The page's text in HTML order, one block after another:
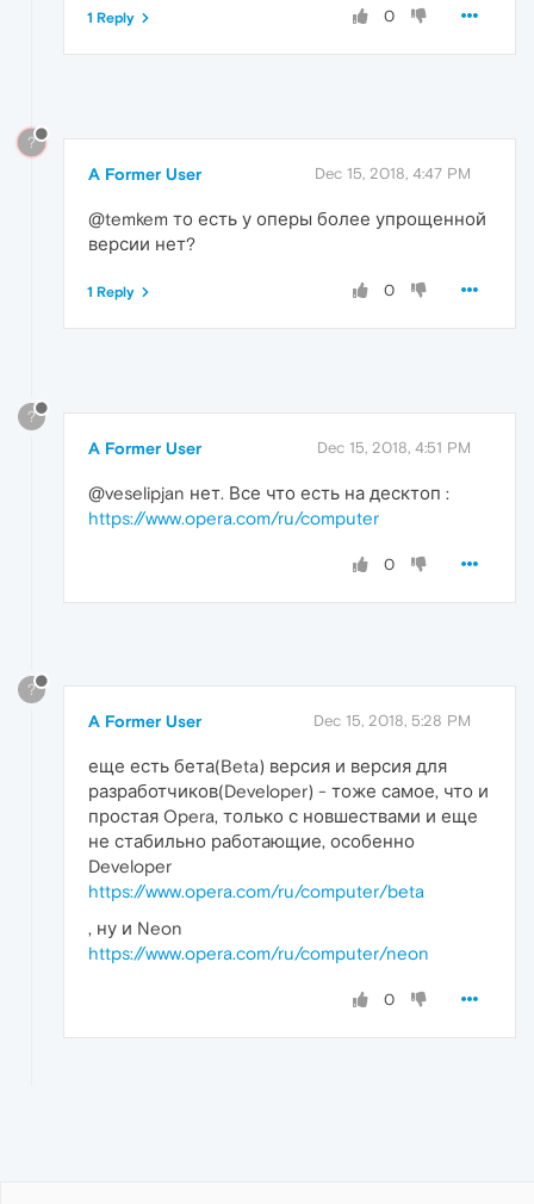
0
1 Reply
?
A Former User Dec 15, 2018, 4:47 PM
@temkem то есть у оперы более упрощенной
версии нет?
0
1 Reply
?
A Former User Dec 15, 2018, 4:51 PM
@veselipjan нет. Все что есть на десктоп :
https://www.opera.com/ru/computer
0
?
A Former User Dec 15, 2018, 5:28 PM
еще есть бета(Beta) версия и версия для
разработчиков(Developer) - тоже самое, что и
простая Opera, только с новшествами и еще
не стабильно работающие, особенно
Developer
https://www.opera.com/ru/computer/beta
, ну и Neon
https://www.opera.com/ru/computer/neon
0